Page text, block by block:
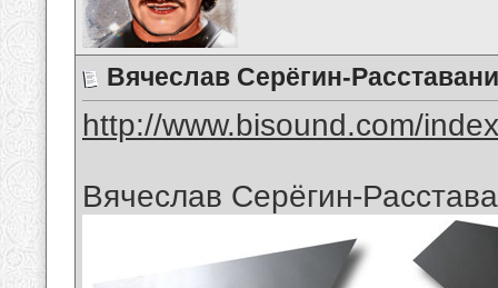
Вячеслав Серёгин-
http://www.bisound.com/
Вячеслав Серёгин-